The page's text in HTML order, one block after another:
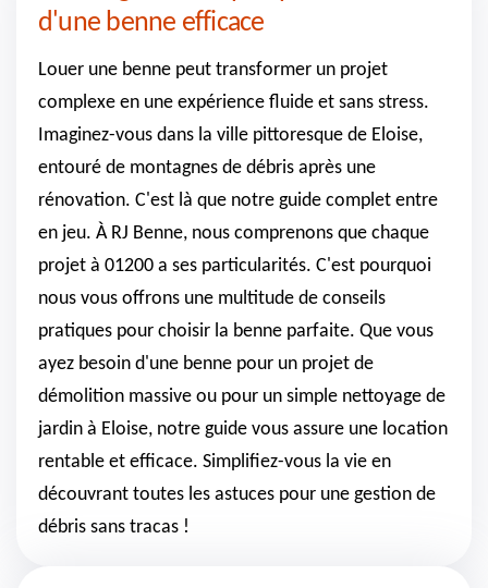
d'une benne efficace
Louer une benne peut transformer un projet
complexe en une expérience fluide et sans stress.
Imaginez-vous dans la ville pittoresque de Eloise,
entouré de montagnes de débris après une
rénovation. C'est là que notre guide complet entre
en jeu. À RJ Benne, nous comprenons que chaque
projet à 01200 a ses particularités. C'est pourquoi
nous vous offrons une multitude de conseils
pratiques pour choisir la benne parfaite. Que vous
ayez besoin d'une benne pour un projet de
démolition massive ou pour un simple nettoyage de
jardin à Eloise, notre guide vous assure une location
rentable et efficace. Simplifiez-vous la vie en
découvrant toutes les astuces pour une gestion de
débris sans tracas !